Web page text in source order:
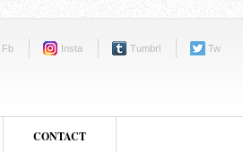
Fb Insta Tumbrl Tw
CONTACT